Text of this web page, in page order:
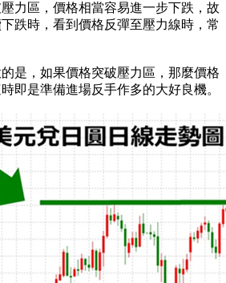
力區，價格相當容易進一步下跌，故
跌時，看到價格反彈至壓力線時，常
是，如果價格突破壓力區，那麼價格
即是準備進場反手作多的大好良機。